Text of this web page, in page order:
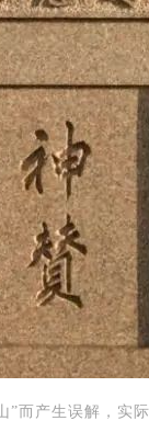
”而产生误解，